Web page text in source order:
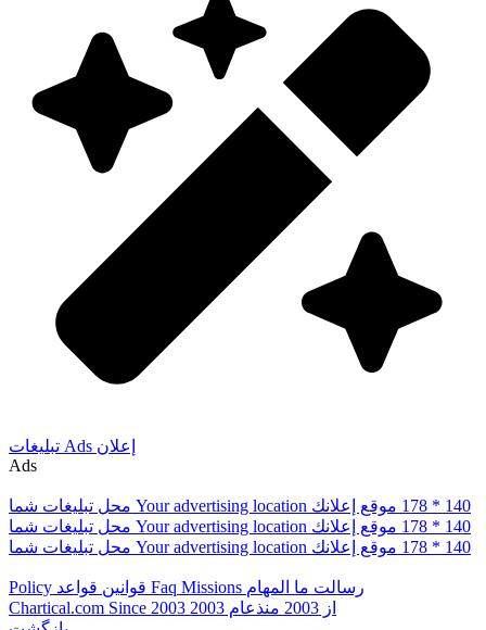
تبلیغات Ads إعلان
Ads
محل تبلیغات شما Your advertising location موقع إعلانك 178 * 140
محل تبلیغات شما Your advertising location موقع إعلانك 178 * 140
محل تبلیغات شما Your advertising location موقع إعلانك 178 * 140
Policy قوانین قواعد Faq Missions رسالت ما المهام
Chartical.com Since 2003 از 2003
منذعام 2003